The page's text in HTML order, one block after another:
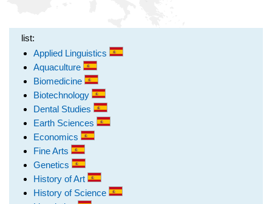
list:
Applied Linguistics
Aquaculture
Biomedicine
Biotechnology
Dental Studies
Earth Sciences
Economics
Fine Arts
Genetics
History of Art
History of Science